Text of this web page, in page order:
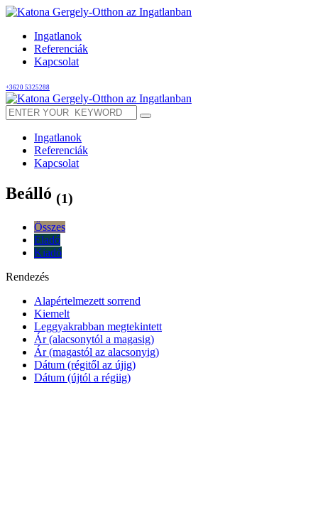
Ingatlanok
Referenciák
Kapcsolat
+3620 5325288
Ingatlanok
Referenciák
Kapcsolat
Beálló (1)
Összes
Eladó
Kiadó
Rendezés
Alapértelmezett sorrend
Kiemelt
Leggyakrabban megtekintett
Ár (alacsonytól a magasig)
Ár (magastól az alacsonyig)
Dátum (régitől az újig)
Dátum (újtól a régiig)